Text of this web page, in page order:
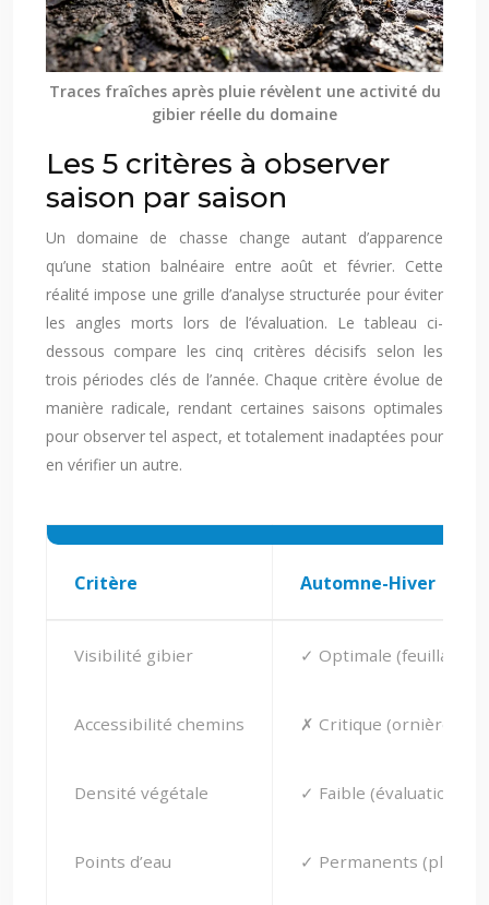
Traces fraîches après pluie révèlent une activité du
gibier réelle du domaine
Les 5 critères à observer
saison par saison
Un domaine de chasse change autant d’apparence
qu’une station balnéaire entre août et février. Cette
réalité impose une grille d’analyse structurée pour éviter
les angles morts lors de l’évaluation. Le tableau ci-
dessous compare les cinq critères décisifs selon les
trois périodes clés de l’année. Chaque critère évolue de
manière radicale, rendant certaines saisons optimales
pour observer tel aspect, et totalement inadaptées pour
en vérifier un autre.
Critère Automne-Hiver
Visibilité gibier ✓ Optimale (feuillage
Accessibilité chemins ✗ Critique (ornières,
Densité végétale ✓ Faible (évaluation
Points d’eau ✓ Permanents (pluies